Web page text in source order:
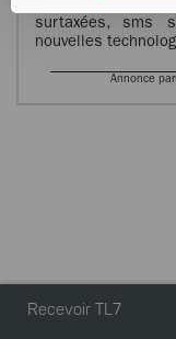
surtaxées, sms
nouvelles
Annonce
Recevoir TL7